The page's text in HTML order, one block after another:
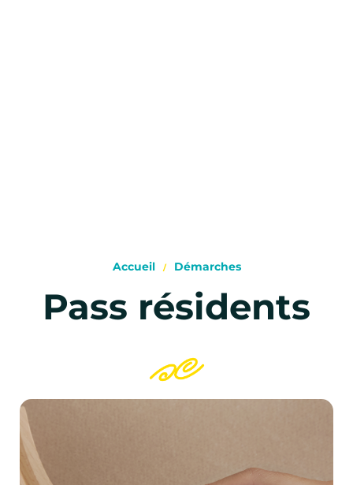
Accueil Démarches
Pass résidents